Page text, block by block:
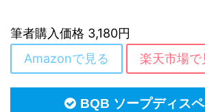
筆者購入価格 3,180円
Amazonで見る
楽天市場で
BQB ソープディス